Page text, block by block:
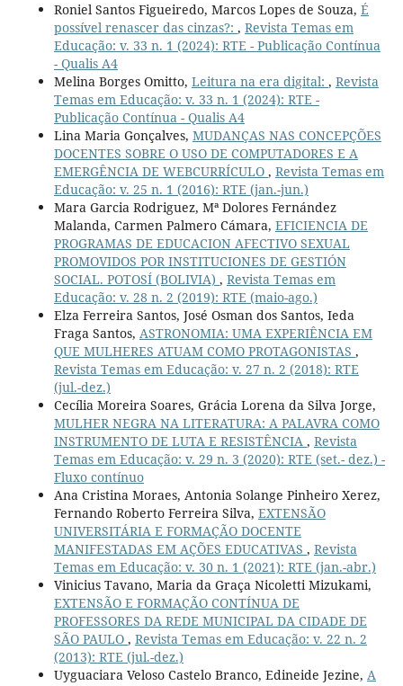
Roniel Santos Figueiredo, Marcos Lopes de Souza, É
possível renascer das cinzas?: , Revista Temas em
Educação: v. 33 n. 1 (2024): RTE - Publicação Contínua
- Qualis A4
Melina Borges Omitto, Leitura na era digital: , Revista
Temas em Educação: v. 33 n. 1 (2024): RTE -
Publicação Contínua - Qualis A4
Lina Maria Gonçalves, MUDANÇAS NAS CONCEPÇÕES
DOCENTES SOBRE O USO DE COMPUTADORES E A
EMERGÊNCIA DE WEBCURRÍCULO , Revista Temas em
Educação: v. 25 n. 1 (2016): RTE (jan.-jun.)
Mara Garcia Rodriguez, Mª Dolores Fernández
Malanda, Carmen Palmero Cámara, EFICIENCIA DE
PROGRAMAS DE EDUCACION AFECTIVO SEXUAL
PROMOVIDOS POR INSTITUCIONES DE GESTIÓN
SOCIAL. POTOSÍ (BOLIVIA) , Revista Temas em
Educação: v. 28 n. 2 (2019): RTE (maio-ago.)
Elza Ferreira Santos, José Osman dos Santos, Ieda
Fraga Santos, ASTRONOMIA: UMA EXPERIÊNCIA EM
QUE MULHERES ATUAM COMO PROTAGONISTAS ,
Revista Temas em Educação: v. 27 n. 2 (2018): RTE
(jul.-dez.)
Cecília Moreira Soares, Grácia Lorena da Silva Jorge,
MULHER NEGRA NA LITERATURA: A PALAVRA COMO
INSTRUMENTO DE LUTA E RESISTÊNCIA , Revista
Temas em Educação: v. 29 n. 3 (2020): RTE (set.- dez.) -
Fluxo contínuo
Ana Cristina Moraes, Antonia Solange Pinheiro Xerez,
Fernando Roberto Ferreira Silva, EXTENSÃO
UNIVERSITÁRIA E FORMAÇÃO DOCENTE
MANIFESTADAS EM AÇÕES EDUCATIVAS , Revista
Temas em Educação: v. 30 n. 1 (2021): RTE (jan.-abr.)
Vinicius Tavano, Maria da Graça Nicoletti Mizukami,
EXTENSÃO E FORMAÇÃO CONTÍNUA DE
PROFESSORES DA REDE MUNICIPAL DA CIDADE DE
SÃO PAULO , Revista Temas em Educação: v. 22 n. 2
(2013): RTE (jul.-dez.)
Uyguaciara Veloso Castelo Branco, Edineide Jezine, A